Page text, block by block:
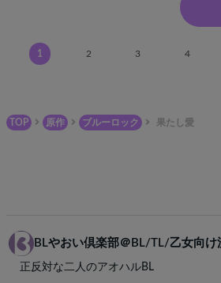
1 2 3 4
TOP 原作 ブルーロック 果たし愛
BLやおい倶楽部＠BL/TL/乙女向け
正反対な二人のアオハルBL